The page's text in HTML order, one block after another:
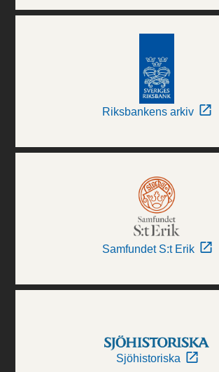
Riksbankens arkiv
Samfundet S:t Erik
Sjöhistoriska